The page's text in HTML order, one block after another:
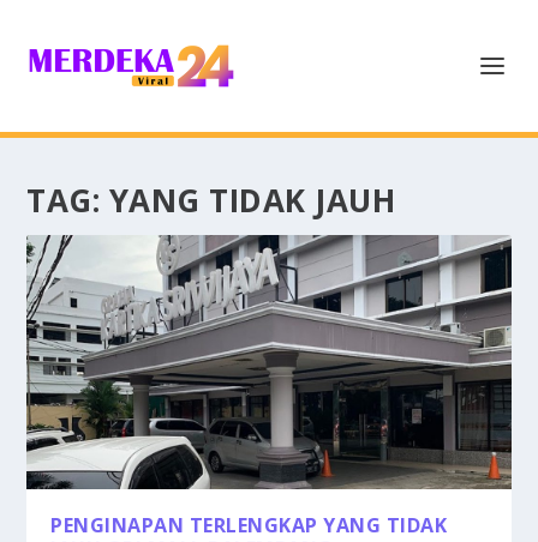
TAG: YANG TIDAK JAUH
PENGINAPAN TERLENGKAP YANG TIDAK